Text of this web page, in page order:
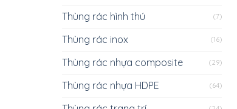
Thùng rác hình thú (7)
Thùng rác inox (16)
Thùng rác nhựa composite (29)
Thùng rác nhựa HDPE (64)